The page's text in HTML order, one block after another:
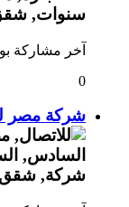
آخر مشاركة
0
شركة مصر